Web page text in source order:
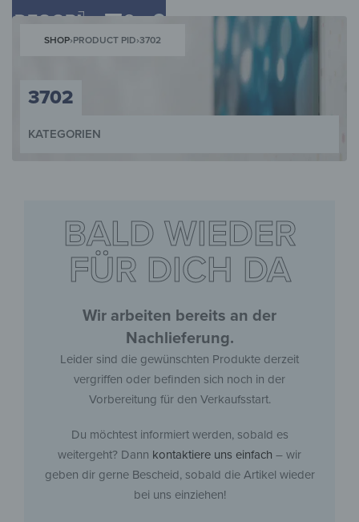
SHOP›PRODUCT PID›3702
3702
KATEGORIEN
BALD WIEDER
FÜR DICH DA
Wir arbeiten bereits an der
Nachlieferung.
Leider sind die gewünschten Produkte derzeit
vergriffen oder befinden sich noch in der
Vorbereitung für den Verkaufsstart.
Du möchtest informiert werden, sobald es
weitergeht? Dann kontaktiere uns einfach – wir
geben dir gerne Bescheid, sobald die Artikel wieder
bei uns einziehen!